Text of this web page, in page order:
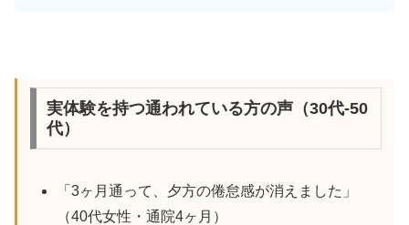
実体験を持つ通われている方の声（30代-50
代）
「3ヶ月通って、夕方の倦怠感が消えました」
（40代女性・通院4ヶ月）